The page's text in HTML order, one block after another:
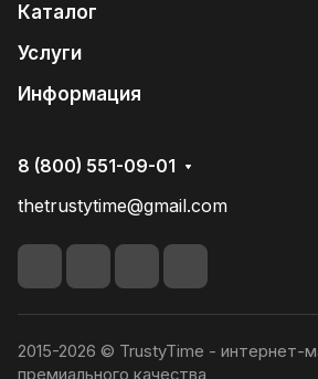
Каталог
Услуги
Информация
8 (800) 551-09-01
thetrustytime@gmail.com
2015-2026 © TrustyTime - интернет-
премиального качества